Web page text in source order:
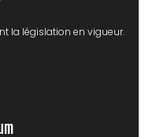
la législation en vigueur.